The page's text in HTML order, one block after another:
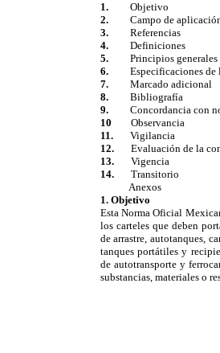
1. Objetivo
2. Campo de
3.Referencias
4.Definiciones
5.Principios generales
6.Especificaciones de
7.Marcado adicional
8. Bibliografía
9.Concordancia con
10 Observancia
11.Vigilancia
12.Evaluación de la
13.Vigencia
14.Transitorio
Anexos
1. Objetivo
Esta Norma Oficial
los carteles que deben
de arrastre, autotanques,
tanques portátiles y
de autotransporte y
substancias, materiales o